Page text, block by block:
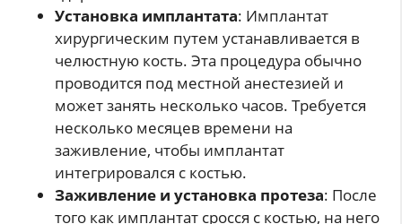
Установка имплантата: Имплантат
хирургическим путем устанавливается в
челюстную кость. Эта процедура обычно
проводится под местной анестезией и
может занять несколько часов. Требуется
несколько месяцев времени на
заживление, чтобы имплантат
интегрировался с костью.
Заживление и установка протеза: После
того как имплантат сросся с костью, на него